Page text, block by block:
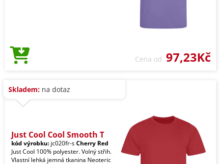
Cena od 97,23Kč
Skladem: na dotaz
Just Cool Cool Smooth T
kód výrobku: jc020fr-sCherry Red
Just Cool 100% polyester. Volný střih.
Vlastní lehká jemná tkanina Neoteric